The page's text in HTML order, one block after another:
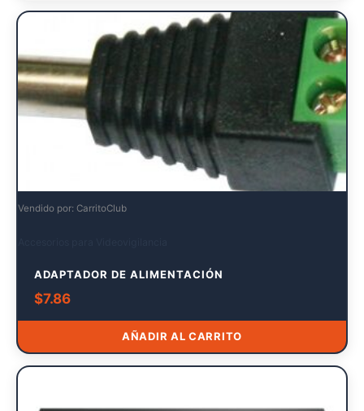
Vendido por: CarritoClub
ADAPTADOR DE ALIMENTACIÓN
$7.86
AÑADIR AL CARRITO